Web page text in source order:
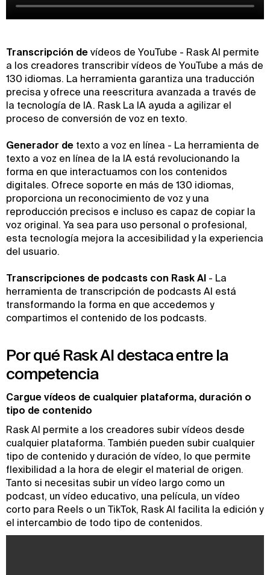
‍Transcripción de vídeos de YouTube - Rask AI permite
a los creadores transcribir vídeos de YouTube a más de
130 idiomas. La herramienta garantiza una traducción
precisa y ofrece una reescritura avanzada a través de
la tecnología de IA. Rask La IA ayuda a agilizar el
proceso de conversión de voz en texto.
‍Generador de texto a voz en línea - La herramienta de
texto a voz en línea de la IA está revolucionando la
forma en que interactuamos con los contenidos
digitales. Ofrece soporte en más de 130 idiomas,
proporciona un reconocimiento de voz y una
reproducción precisos e incluso es capaz de copiar la
voz original. Ya sea para uso personal o profesional,
esta tecnología mejora la accesibilidad y la experiencia
del usuario.
Transcripciones de podcasts con Rask AI - La
herramienta de transcripción de podcasts AI está
transformando la forma en que accedemos y
compartimos el contenido de los podcasts.
Por qué Rask AI destaca entre la
competencia
Cargue vídeos de cualquier plataforma, duración o
tipo de contenido
Rask AI permite a los creadores subir vídeos desde
cualquier plataforma. También pueden subir cualquier
tipo de contenido y duración de vídeo, lo que permite
flexibilidad a la hora de elegir el material de origen.
Tanto si necesitas subir un vídeo largo como un
podcast, un vídeo educativo, una película, un vídeo
corto para Reels o un TikTok, Rask AI facilita la edición y
el intercambio de todo tipo de contenidos.